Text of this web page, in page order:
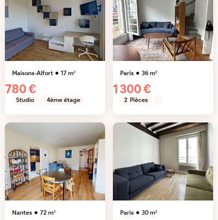
Maisons-Alfort 17m²
780 €
Studio 4ème étage
Paris 36m²
1 300 €
2 Pièces
Nantes 72m² Paris 30m²